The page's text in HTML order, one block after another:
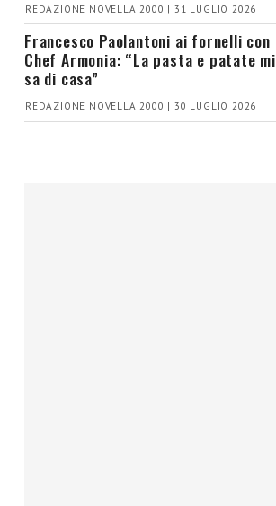
REDAZIONE NOVELLA 2000 | 31 LUGLIO 2026
Francesco Paolantoni ai fornelli con
Chef Armonia: “La pasta e patate mi
sa di casa”
REDAZIONE NOVELLA 2000 | 30 LUGLIO 2026